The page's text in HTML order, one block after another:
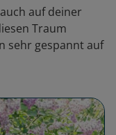
auf deiner
Traum
sehr gespannt auf